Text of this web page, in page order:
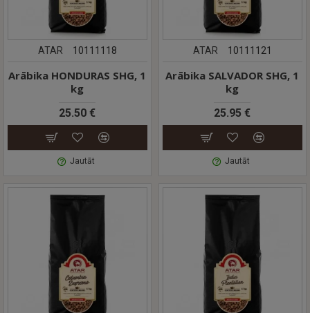
ATAR 10111118
Arābika HONDURAS SHG, 1
kg
25.50 €
Jautāt
ATAR 10111121
Arābika SALVADOR SHG, 1
kg
25.95 €
Jautāt